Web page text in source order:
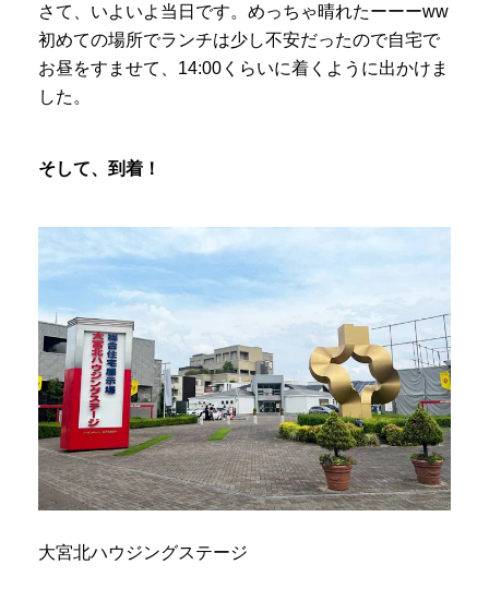
さて、いよいよ当日です。めっちゃ晴れたーーーww
初めての場所でランチは少し不安だったので自宅で
お昼をすませて、14:00くらいに着くように出かけま
した。
そして、到着！
大宮北ハウジングステージ